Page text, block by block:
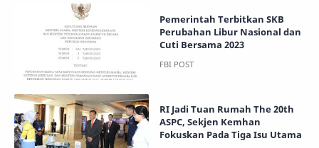
Pemerintah Terbitkan SKB
Perubahan Libur Nasional dan
Cuti Bersama 2023
RI Jadi Tuan Rumah The 20th
ASPC, Sekjen Kemhan
Fokuskan Pada Tiga Isu Utama